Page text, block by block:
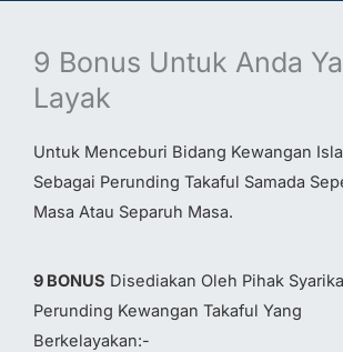
9 Bonus Untuk Anda
Layak
Untuk Menceburi Bidang Kewangan
Sebagai Perunding Takaful Samada
Masa Atau Separuh Masa.
9 BONUS Disediakan Oleh Pihak
Perunding Kewangan Takaful Yang
Berkelayakan:-